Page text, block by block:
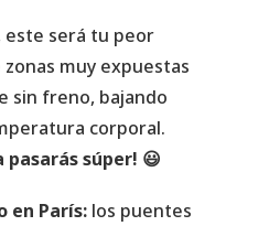
este será tu peor
muy expuestas
sin freno, bajando
corporal.
pasarás súper! 😃
en París:los puentes